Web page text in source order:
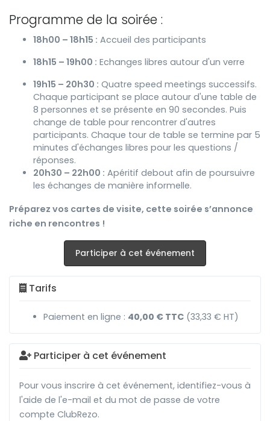
Programme de la soirée :
18h00 – 18h15 : Accueil des participants
18h15 – 19h00 : Echanges libres autour d'un verre
19h15 – 20h30 : Quatre speed meetings successifs.
Chaque participant se place autour d'une table de
8 personnes et se présente en 90 secondes. Puis
change de table pour rencontrer d'autres
participants. Chaque tour de table se termine par 5
minutes d'échanges libres pour les questions /
réponses.
20h30 – 22h00 : Apéritif debout afin de poursuivre
les échanges de manière informelle.
Préparez vos cartes de visite, cette soirée s’annonce
riche en rencontres !
Participer à cet événement
Tarifs
Paiement en ligne : 40,00 € TTC (33,33 € HT)
Participer à cet événement
Pour vous inscrire à cet événement, identifiez-vous à
l'aide de l'e-mail et du mot de passe de votre
compte ClubRezo.